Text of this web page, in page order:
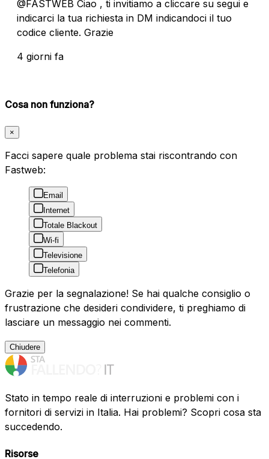
@FASTWEB Ciao , ti invitiamo a cliccare su segui e
indicarci la tua richiesta in DM indicandoci il tuo
codice cliente. Grazie
4 giorni fa
Cosa non funziona?
×
Facci sapere quale problema stai riscontrando con
Fastweb:
Email
Internet
Totale Blackout
Wi-fi
Televisione
Telefonia
Grazie per la segnalazione! Se hai qualche consiglio o
frustrazione che desideri condividere, ti preghiamo di
lasciare un messaggio nei commenti.
Chiudere
Stato in tempo reale di interruzioni e problemi con i
fornitori di servizi in Italia. Hai problemi? Scopri cosa sta
succedendo.
Risorse